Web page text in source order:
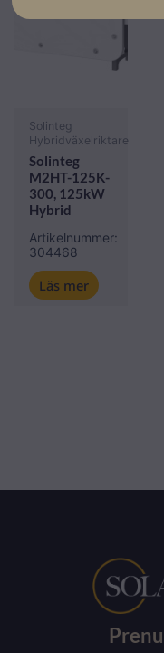
Solinteg
Hybridväxelriktare
Solinteg
M2HT-125K-
300, 125kW
Hybrid
Artikelnummer:
304468
Läs mer